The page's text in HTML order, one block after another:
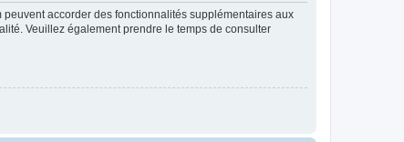
accorder des fonctionnalités supplémentaires aux
Veuillez également prendre le temps de consulter